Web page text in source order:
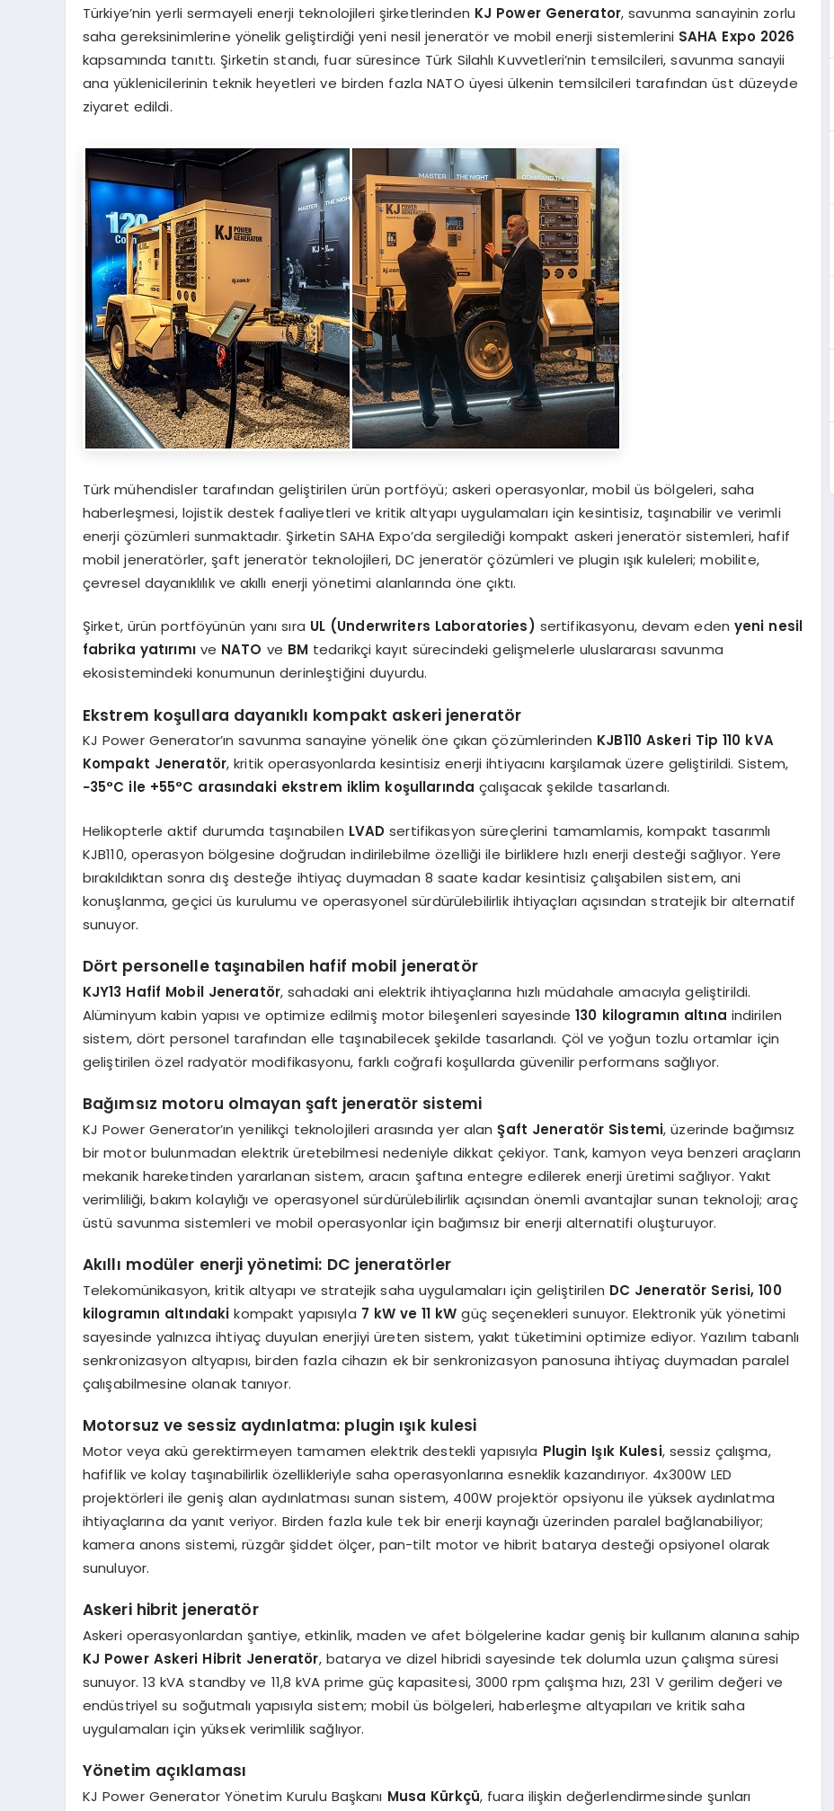
Türkiye’nin yerli sermayeli enerji teknolojileri şirketlerinden KJ Power Generator, savunma sanayinin zorlu
saha gereksinimlerine yönelik geliştirdiği yeni nesil jeneratör ve mobil enerji sistemlerini SAHA Expo 2026
kapsamında tanıttı. Şirketin standı, fuar süresince Türk Silahlı Kuvvetleri’nin temsilcileri, savunma sanayii
ana yüklenicilerinin teknik heyetleri ve birden fazla NATO üyesi ülkenin temsilcileri tarafından üst düzeyde
ziyaret edildi.
Türk mühendisler tarafından geliştirilen ürün portföyü; askeri operasyonlar, mobil üs bölgeleri, saha
haberleşmesi, lojistik destek faaliyetleri ve kritik altyapı uygulamaları için kesintisiz, taşınabilir ve verimli
enerji çözümleri sunmaktadır. Şirketin SAHA Expo’da sergilediği kompakt askeri jeneratör sistemleri, hafif
mobil jeneratörler, şaft jeneratör teknolojileri, DC jeneratör çözümleri ve plugin ışık kuleleri; mobilite,
çevresel dayanıklılık ve akıllı enerji yönetimi alanlarında öne çıktı.
Şirket, ürün portföyünün yanı sıra UL (Underwriters Laboratories) sertifikasyonu, devam eden yeni nesil
fabrika yatırımıve NATO ve BM tedarikçi kayıt sürecindeki gelişmelerle uluslararası savunma
ekosistemindeki konumunun derinleştiğini duyurdu.
Ekstrem koşullara dayanıklı kompakt askeri jeneratör
KJ Power Generator’ın savunma sanayine yönelik öne çıkan çözümlerinden KJB110 Askeri Tip 110 kVA
Kompakt Jeneratör, kritik operasyonlarda kesintisiz enerji ihtiyacını karşılamak üzere geliştirildi. Sistem,
−35°C ile +55°C arasındaki ekstrem iklim koşullarında çalışacak şekilde tasarlandı.
Helikopterle aktif durumda taşınabilen LVADsertifikasyon süreçlerini tamamlamis, kompakt tasarımlı
KJB110, operasyon bölgesine doğrudan indirilebilme özelliği ile birliklere hızlı enerji desteği sağlıyor. Yere
bırakıldıktan sonra dış desteğe ihtiyaç duymadan 8 saate kadar kesintisiz çalışabilen sistem, ani
konuşlanma, geçici üs kurulumu ve operasyonel sürdürülebilirlik ihtiyaçları açısından stratejik bir alternatif
sunuyor.
Dört personelle taşınabilen hafif mobil jeneratör
KJY13 Hafif Mobil Jeneratör, sahadaki ani elektrik ihtiyaçlarına hızlı müdahale amacıyla geliştirildi.
Alüminyum kabin yapısı ve optimize edilmiş motor bileşenleri sayesinde130 kilogramın altına indirilen
sistem, dört personel tarafından elle taşınabilecek şekilde tasarlandı. Çöl ve yoğun tozlu ortamlar için
geliştirilen özel radyatör modifikasyonu, farklı coğrafi koşullarda güvenilir performans sağlıyor.
Bağımsız motoru olmayan şaft jeneratör sistemi
KJ Power Generator’ın yenilikçi teknolojileri arasında yer alanŞaft Jeneratör Sistemi, üzerinde bağımsız
bir motor bulunmadan elektrik üretebilmesi nedeniyle dikkat çekiyor. Tank, kamyon veya benzeri araçların
mekanik hareketinden yararlanan sistem, aracın şaftına entegre edilerek enerji üretimi sağlıyor. Yakıt
verimliliği, bakım kolaylığı ve operasyonel sürdürülebilirlik açısından önemli avantajlar sunan teknoloji; araç
üstü savunma sistemleri ve mobil operasyonlar için bağımsız bir enerji alternatifi oluşturuyor.
Akıllı modüler enerji yönetimi: DC jeneratörler
Telekomünikasyon, kritik altyapı ve stratejik saha uygulamaları için geliştirilen DC Jeneratör Serisi, 100
kilogramın altındaki kompakt yapısıyla 7 kW ve 11 kW güç seçenekleri sunuyor. Elektronik yük yönetimi
sayesinde yalnızca ihtiyaç duyulan enerjiyi üreten sistem, yakıt tüketimini optimize ediyor. Yazılım tabanlı
senkronizasyon altyapısı, birden fazla cihazın ek bir senkronizasyon panosuna ihtiyaç duymadan paralel
çalışabilmesine olanak tanıyor.
Motorsuz ve sessiz aydınlatma: plugin ışık kulesi
Motor veya akü gerektirmeyen tamamen elektrik destekli yapısıyla Plugin Işık Kulesi, sessiz çalışma,
hafiflik ve kolay taşınabilirlik özellikleriyle saha operasyonlarına esneklik kazandırıyor. 4x300W LED
projektörleri ile geniş alan aydınlatması sunan sistem, 400W projektör opsiyonu ile yüksek aydınlatma
ihtiyaçlarına da yanıt veriyor. Birden fazla kule tek bir enerji kaynağı üzerinden paralel bağlanabiliyor;
kamera anons sistemi, rüzgâr şiddet ölçer, pan-tilt motor ve hibrit batarya desteği opsiyonel olarak
sunuluyor.
Askeri hibrit jeneratör
Askeri operasyonlardan şantiye, etkinlik, maden ve afet bölgelerine kadar geniş bir kullanım alanına sahip
KJ Power Askeri Hibrit Jeneratör, batarya ve dizel hibridi sayesinde tek dolumla uzun çalışma süresi
sunuyor. 13 kVA standby ve 11,8 kVA prime güç kapasitesi, 3000 rpm çalışma hızı, 231 V gerilim değeri ve
endüstriyel su soğutmalı yapısıyla sistem; mobil üs bölgeleri, haberleşme altyapıları ve kritik saha
uygulamaları için yüksek verimlilik sağlıyor.
Yönetim açıklaması
KJ Power Generator Yönetim Kurulu Başkanı Musa Kürkçü, fuara ilişkin değerlendirmesinde şunları